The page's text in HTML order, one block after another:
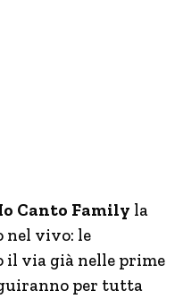
Canto Family la
nel vivo: le
il via già nelle prime
per tutta